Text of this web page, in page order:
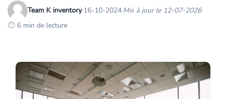
Team K inventory·16-10-2024·Mis à jour le 12-07-2026·
6 min de lecture